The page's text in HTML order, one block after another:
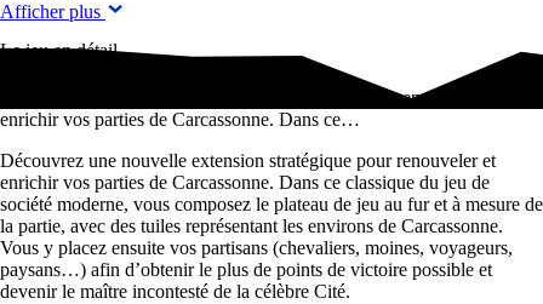
Afficher plus
Le jeu en détail
Découvrez une nouvelle extension stratégique pour renouveler et
enrichir vos parties de Carcassonne. Dans ce…
Découvrez une nouvelle extension stratégique pour renouveler et
enrichir vos parties de Carcassonne. Dans ce classique du jeu de
société moderne, vous composez le plateau de jeu au fur et à mesure de
la partie, avec des tuiles représentant les environs de Carcassonne.
Vous y placez ensuite vos partisans (chevaliers, moines, voyageurs,
paysans…) afin d’obtenir le plus de points de victoire possible et
devenir le maître incontesté de la célèbre Cité.